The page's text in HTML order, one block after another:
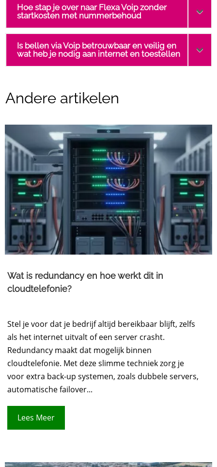
Hoe stap je over naar Flexa Voip zonder
startkosten met nummerbehoud
Is bellen via Voip betrouwbaar en veilig en
wat heb je nodig aan internet en toestellen
Andere artikelen
Wat is redundancy en hoe werkt dit in
cloudtelefonie?
Stel je voor dat je bedrijf altijd bereikbaar blijft, zelfs
als het internet uitvalt of een server crasht.
Redundancy maakt dat mogelijk binnen
cloudtelefonie. Met deze slimme techniek zorg je
voor extra back-up systemen, zoals dubbele servers,
automatische failover...
Lees Meer